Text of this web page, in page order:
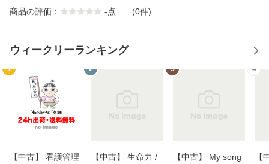
商品の評価： -点 (0件)
ウィークリーランキング
1
【中古】 看護管理
2
【中古】 生命力 /
3
【中古】 My song
4
【